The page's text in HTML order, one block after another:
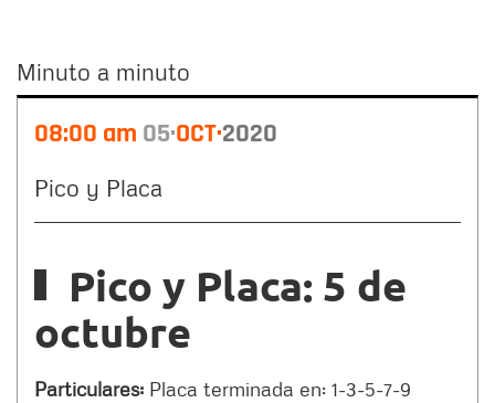
Minuto a minuto
08:00 am 05 OCT 2020
Pico y Placa
Pico y Placa: 5 de
octubre
Particulares: Placa terminada en: 1-3-5-7-9